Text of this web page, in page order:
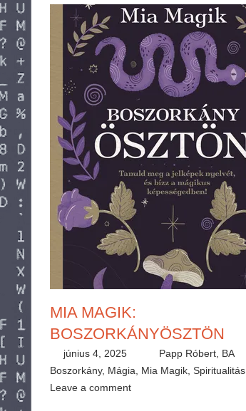
MIA MAGIK:
BOSZORKÁNYÖSZTÖN
június 4, 2025
Papp Róbert, BA
Boszorkány, Mágia Mia Magik, Spiritualitás
Leave a comment